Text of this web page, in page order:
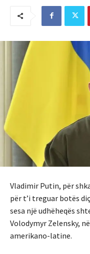
Vladimir Putin, për
për t’i treguar botës
sesa një udhëheqës
Volodymyr Zelensky,
amerikano-latine.